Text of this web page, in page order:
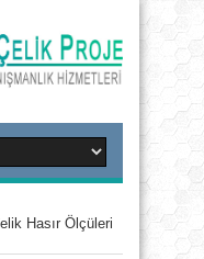
Hasır Ölçüleri